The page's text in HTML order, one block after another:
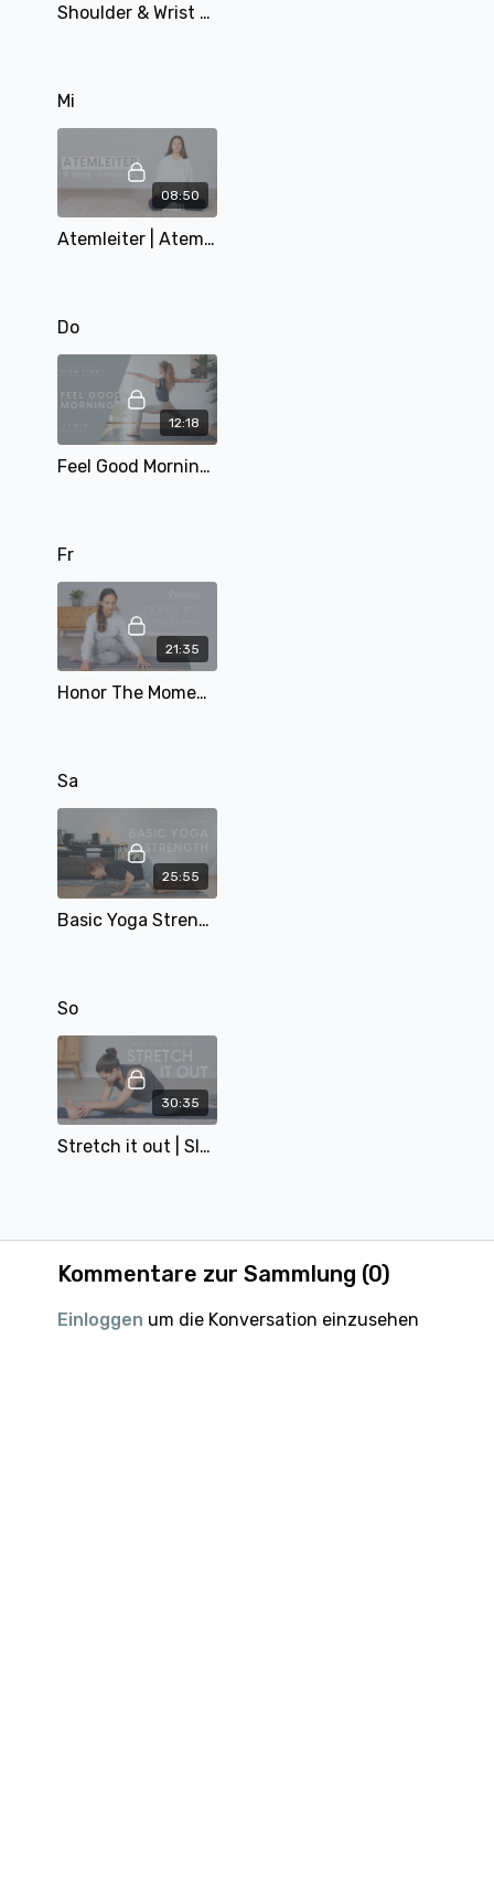
Shoulder & Wrist Mobility | 14 min | mit Tobi
Mi
08:50
Atemleiter | Atemübung | 9 min | mit Alina
Do
12:18
Feel Good Morning | Short Morning Tag 5 | mit Mary | 12 Min
Fr
21:35
Honor The Moment | Presence Tag 2 | 21 min | mit Pia
Sa
25:55
Basic Yoga Strength | Vinyasa | 25 min | mit Tobi
So
30:35
Stretch it out | Slow Flow | 30 min | mit Alina
Kommentare zur Sammlung (0)
Einloggen um die Konversation einzusehen